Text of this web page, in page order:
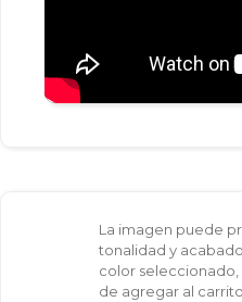
La imagen puede
tonalidad y
color
de agregar al